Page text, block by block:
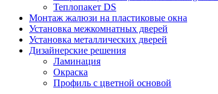
Теплопакет DS
Монтаж жалюзи на пластиковые окна
Установка межкомнатных дверей
Установка металлических дверей
Дизайнерские решения
Ламинация
Окраска
Профиль с цветной основой